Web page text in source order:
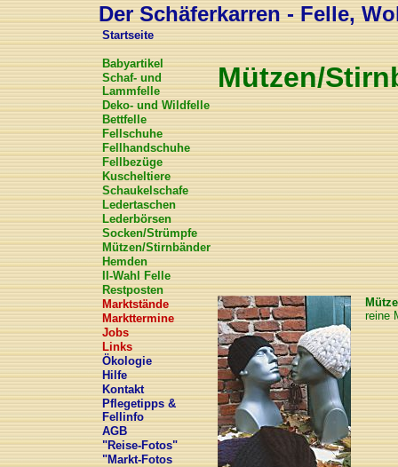
Der Schäferkarren - Felle,
Startseite
Babyartikel
Schaf- und
Lammfelle
Deko- und Wildfelle
Bettfelle
Fellschuhe
Fellhandschuhe
Fellbezüge
Kuscheltiere
Schaukelschafe
Ledertaschen
Lederbörsen
Socken/Strümpfe
Mützen/Stirnbänder
Hemden
II-Wahl Felle
Restposten
Marktstände
Markttermine
Jobs
Links
Ökologie
Hilfe
Kontakt
Pflegetipps &
Fellinfo
AGB
"Reise-Fotos"
"Markt-Fotos
Mützen/
reine